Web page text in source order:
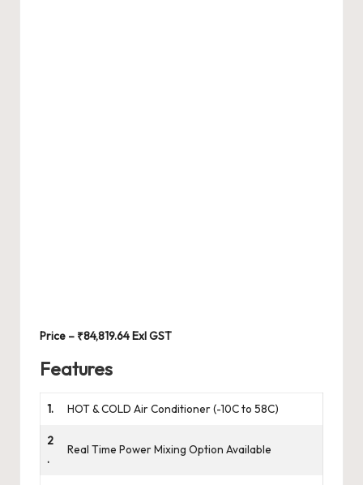
Price – ₹84,819.64 Exl GST
Features
1. HOT & COLD Air Conditioner (-10C to 58C)
2
.
Real Time Power Mixing Option Available